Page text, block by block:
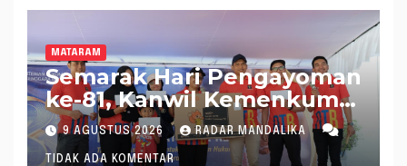
MATARAM
Semarak Hari Pengayoman
ke-81, Kanwil Kemenkum
NTB Gelar Fun Walk
Bersama
9 AGUSTUS 2026 RADAR MANDALIKA
TIDAK ADA KOMENTAR